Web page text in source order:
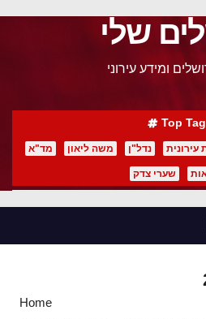
שלי
ומידע עירוני
Top
נדל"ן משה ליאון מד"א
שערי צדק
Home